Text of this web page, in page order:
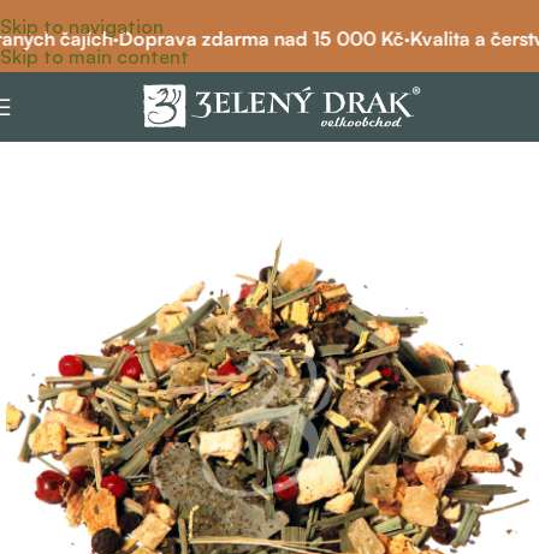
Skip to navigation
Skip to main content
čajích·Doprava zdarma nad 15 000 Kč·Kvalita a
wellness čaj/wellness čaj štíhlá linie